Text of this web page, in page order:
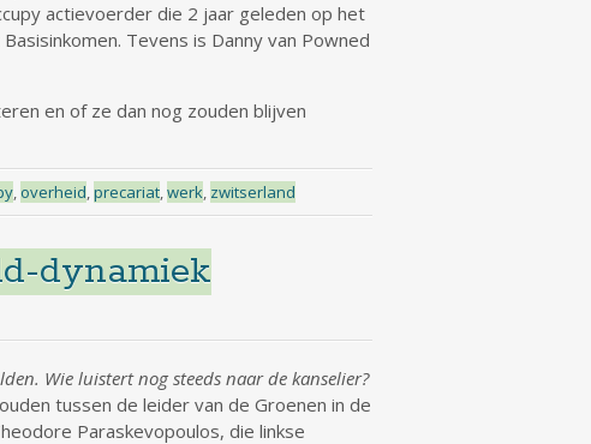
actievoerder die 2 jaar geleden op het
Tevens is Danny van Powned
en of ze dan nog zouden blijven
, overheid,precariat,werk, zwitserland
dynamiek
Wie luistert nog steeds naar de kanselier?
tussen de leider van de Groenen in de
Paraskevopoulos, die linkse